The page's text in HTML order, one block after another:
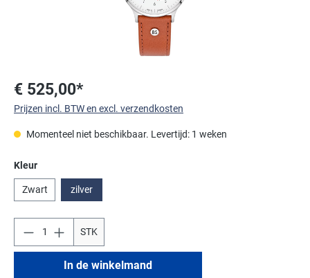
€ 525,00*
Prijzen incl. BTW en excl. verzendkosten
Momenteel niet beschikbaar. Levertijd: 1 weken
Selecteer
Kleur
Zwart zilver
STK
In de winkelmand